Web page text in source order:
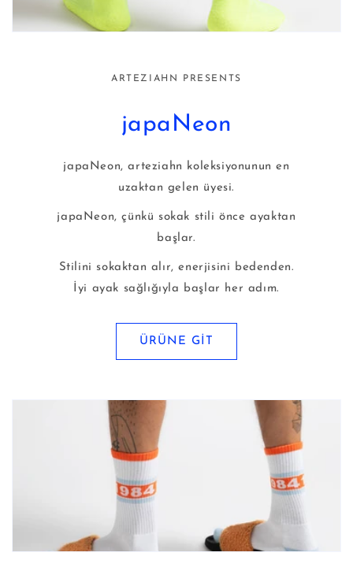
ARTEZIAHN PRESENTS
japaNeon
japaNeon, arteziahn koleksiyonunun en
uzaktan gelen üyesi.
japaNeon, çünkü sokak stili önce ayaktan
başlar.
Stilini sokaktan alır, enerjisini bedenden.
İyi ayak sağlığıyla başlar her adım.
ÜRÜNE GİT